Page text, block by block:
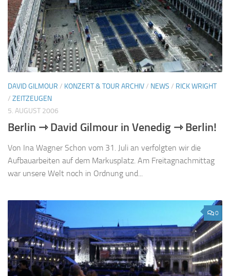
DAVID GILMOUR / KONZERT & TOUR ARCHIV/ NEWS / RICK WRIGHT
/ ZEITZEUGEN
5. AUGUST 2006
Berlin ⇾ David Gilmour in Venedig ⇾ Berlin!
Von Ina Wagner Schon vom 31. Juli an verfolgten wir die
Aufbauarbeiten auf dem Markusplatz. Am Freitagnachmittag
war unsere Welt noch in Ordnung und...
0